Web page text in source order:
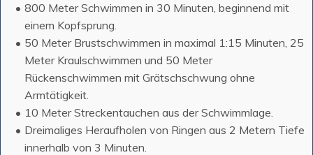
800 Meter Schwimmen in 30 Minuten, beginnend mit
einem Kopfsprung.
50 Meter Brustschwimmen in maximal 1:15 Minuten, 25
Meter Kraulschwimmen und 50 Meter
Rückenschwimmen mit Grätschschwung ohne
Armtätigkeit.
10 Meter Streckentauchen aus der Schwimmlage.
Dreimaliges Heraufholen von Ringen aus 2 Metern Tiefe
innerhalb von 3 Minuten.